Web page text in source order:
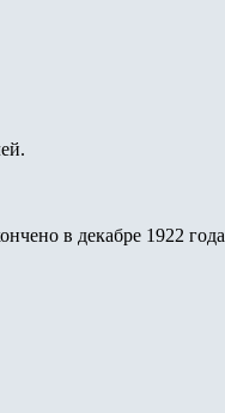
в декабре 1922 года